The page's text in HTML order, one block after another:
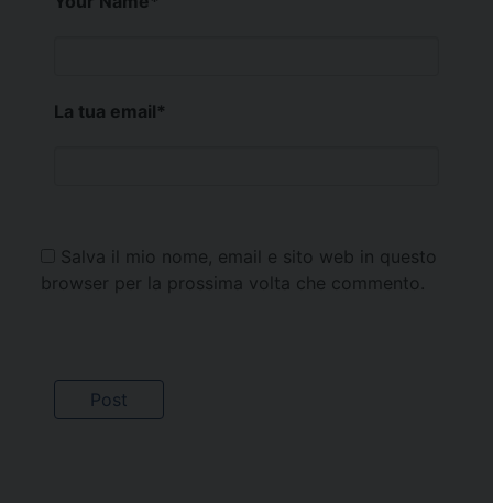
La tua email*
Salva il mio nome, email e sito web in questo
browser per la prossima volta che commento.